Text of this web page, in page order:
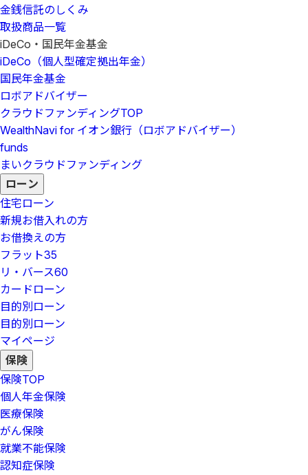
金銭信託のしくみ
取扱商品一覧
iDeCo・国民年金基金
iDeCo（個人型確定拠出年金）
国民年金基金
ロボアドバイザー
クラウドファンディングTOP
WealthNavi for イオン銀行（ロボアドバイザー）
funds
まいクラウドファンディング
ローン
住宅ローン
新規お借入れの方
お借換えの方
フラット35
リ・バース60
カードローン
目的別ローン
目的別ローン
マイページ
保険
保険TOP
個人年金保険
医療保険
がん保険
就業不能保険
認知症保険